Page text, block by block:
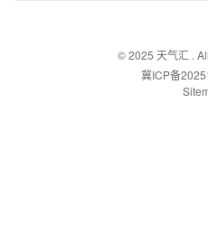
© 2025 天气汇.
冀ICP备